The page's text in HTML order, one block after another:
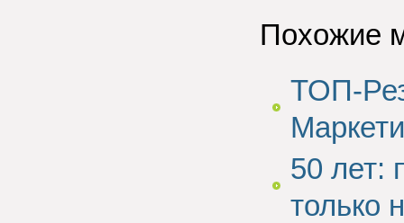
Похожие
ТОП-
50 лет:
только